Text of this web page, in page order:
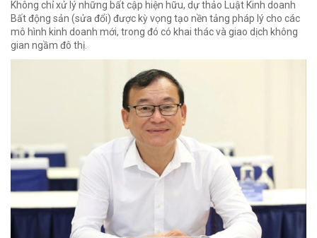
Không chỉ xử lý những bất cập hiện hữu, dự thảo Luật Kinh doanh
Bất động sản (sửa đổi) được kỳ vọng tạo nền tảng pháp lý cho các
mô hình kinh doanh mới, trong đó có khai thác và giao dịch không
gian ngầm đô thị.